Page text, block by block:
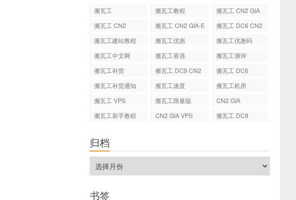
搬瓦工 搬瓦工教程
搬瓦工 CN2 GIA
搬瓦工 CN2
搬瓦工 CN2 GIA-E
搬瓦工 DC6 CN2
搬瓦工建站教程 搬瓦工优惠
搬瓦工优惠码
搬瓦工中文网
搬瓦工香港
搬瓦工测评
搬瓦工补货
搬瓦工 DC9 CN2
搬瓦工 DC6
搬瓦工补货通知
搬瓦工速度
搬瓦工机房
搬瓦工 VPS
搬瓦工限量版
CN2 GIA
搬瓦工新手教程
CN2 GIA VPS 搬瓦工 DC9
归档
书签